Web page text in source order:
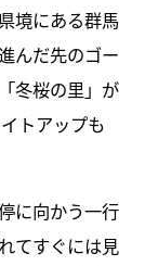
境にある群馬
んだ先のゴー
冬桜の里」が
トアップも
に向かう一行
てすぐには見